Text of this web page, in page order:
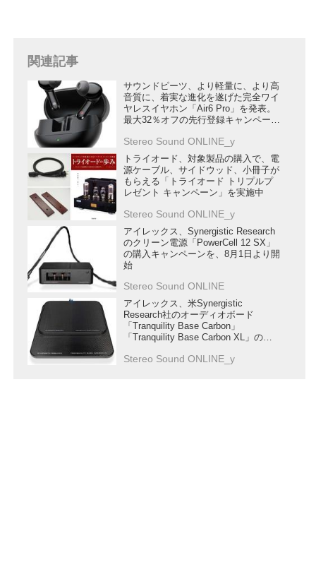
関連記事
サウンドピーツ、より軽量に、より高
音質に、着実な進化を遂げた完全ワイ
ヤレスイヤホン「Air6 Pro」を発表。
最大32％オフの先行登録キャンペーン
Stereo Sound ONLINE_y
トライオード、対象製品の購入で、電
源ケーブル、サイドウッド、小冊子が
もらえる「トライオード トリプルプ
レゼント キャンペーン」を実施中
Stereo Sound ONLINE_y
アイレックス、Synergistic Research
のクリーン電源「PowerCell 12 SX」
の購入キャンペーンを、8月1日より開
始
Stereo Sound ONLINE
アイレックス、米Synergistic
Research社のオーディオボード
「Tranquility Base Carbon」
「Tranquility Base Carbon XL」の販
Stereo Sound ONLINE_y